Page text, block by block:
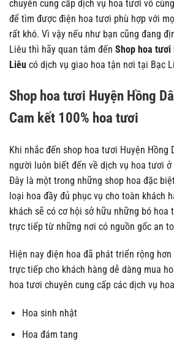
chuyên cung cấp dịch vụ hoa tươi vô
để tìm được điện hoa tươi phù hợp với
rất khó. Vì vậy nếu như bạn cũng đang
Liêu thì hãy quan tâm đến Shop hoa tươi
Liêu có dịch vụ giao hoa tận nơi tại Bạc
Shop hoa tươi Huyện Hồng
Cam kết 100% hoa tươi
Khi nhắc đến shop hoa tươi Huyện Hồng
người luôn biết đến về dịch vụ hoa tươi
Đây là một trong những shop hoa đặc
loại hoa đầy đủ phục vụ cho toàn khách
khách sẽ có cơ hội sở hữu những bó hoa
trực tiếp từ những nơi có nguồn gốc an
Hiện nay điện hoa đã phát triển rộng
trực tiếp cho khách hàng dễ dàng mua
hoa tươi chuyên cung cấp các dịch vụ
Hoa sinh nhật
Hoa đám tang